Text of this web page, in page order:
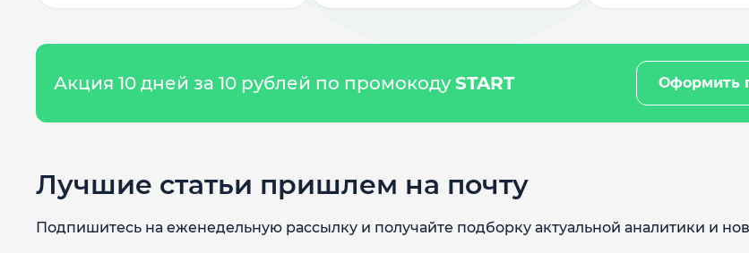
Акция 10 дней за 10 рублей по промокодуSTART Оформить
Лучшие статьи пришлем на почту
Подпишитесь на еженедельную рассылку и получайте подборку актуальной аналитики и